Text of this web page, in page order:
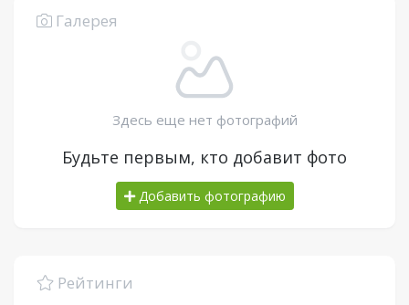
Галерея
Здесь еще нет фотографий
Будьте первым, кто добавит фото
Добавить фотографию
Рейтинги